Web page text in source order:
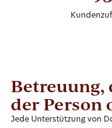
Betreuung,
der
Jede Unterstützung von